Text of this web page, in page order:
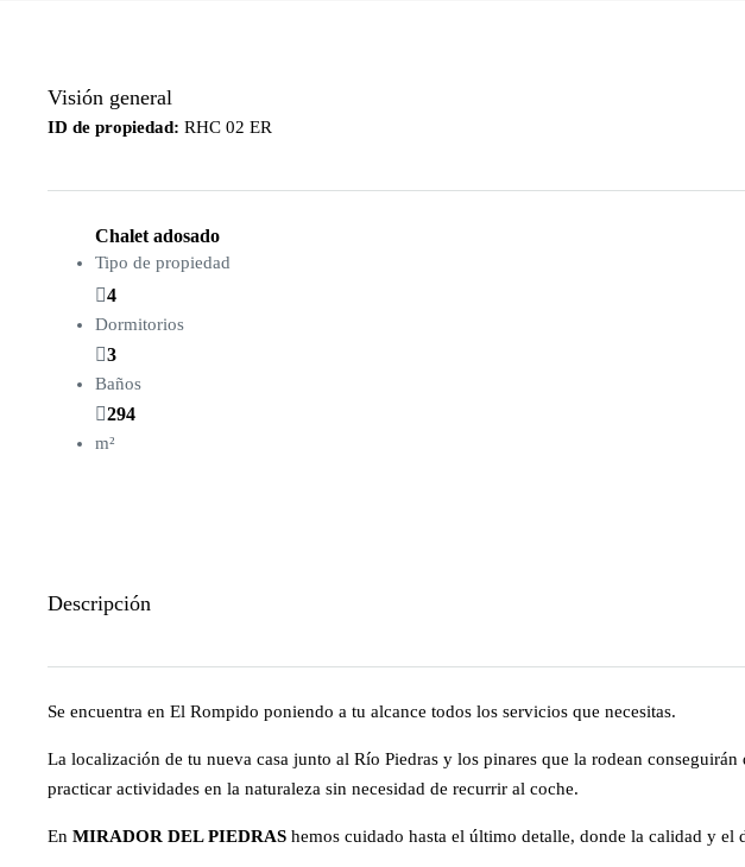
Visión general
ID de propiedad: RHC 02 ER
Chalet adosado
Tipo de propiedad
4
Dormitorios
3
Baños
294
m²
Descripción
Se encuentra en El Rompido poniendo a tu alcance todos los servicios que necesitas.
La localización de tu nueva casa junto al Río Piedras y los pinares que la rodean
practicar actividades en la naturaleza sin necesidad de recurrir al coche.
En MIRADOR DEL PIEDRAS hemos cuidado hasta el último detalle, donde la calidad y